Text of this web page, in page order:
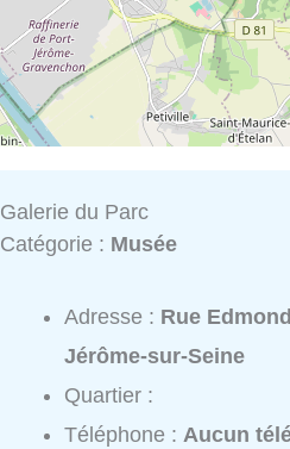
Galerie du Parc
Catégorie : Musée
Adresse : Rue
Jérôme-sur-Seine
Quartier :
Téléphone :Aucun